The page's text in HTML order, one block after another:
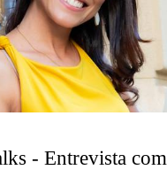
- Entrevista com